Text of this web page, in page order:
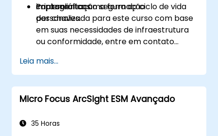
criptográficas.
implementação segura do ciclo de vida
das chaves.
Para solicitar uma formação
personalizada para este curso com base
em suas necessidades de infraestrutura
ou conformidade, entre em contato
Leia mais...
Micro Focus ArcSight ESM Avançado
35 Horas